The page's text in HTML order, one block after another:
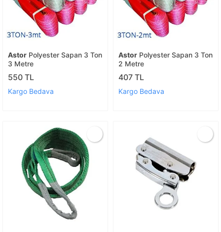
Astor Polyester Sapan 3 Ton
3 Metre
550 TL
Kargo Bedava
Astor Polyester Sapan 3 Ton
2 Metre
407 TL
Kargo Bedava